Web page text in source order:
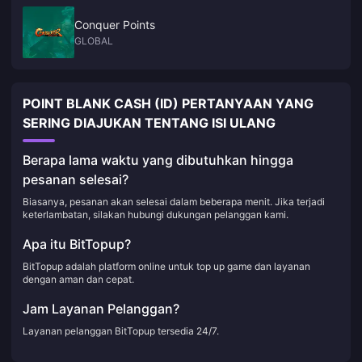
Conquer Points
GLOBAL
POINT BLANK CASH (ID) PERTANYAAN YANG
SERING DIAJUKAN TENTANG ISI ULANG
Berapa lama waktu yang dibutuhkan hingga
pesanan selesai?
Biasanya, pesanan akan selesai dalam beberapa menit. Jika terjadi
keterlambatan, silakan hubungi dukungan pelanggan kami.
Apa itu BitTopup?
BitTopup adalah platform online untuk top up game dan layanan
dengan aman dan cepat.
Jam Layanan Pelanggan?
Layanan pelanggan BitTopup tersedia 24/7.